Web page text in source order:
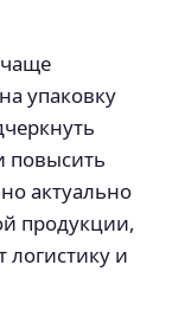
упаковку
повысить
актуально
продукции,
логистику и